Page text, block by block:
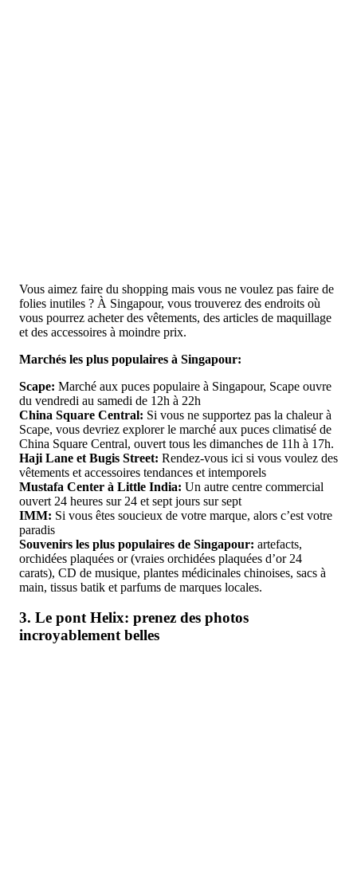
Vous aimez faire du shopping mais vous ne voulez pas faire de
folies inutiles ? À Singapour, vous trouverez des endroits où
vous pourrez acheter des vêtements, des articles de maquillage
et des accessoires à moindre prix.
Marchés les plus populaires à Singapour:
Scape: Marché aux puces populaire à Singapour, Scape ouvre
du vendredi au samedi de 12h à 22h
China Square Central: Si vous ne supportez pas la chaleur à
Scape, vous devriez explorer le marché aux puces climatisé de
China Square Central, ouvert tous les dimanches de 11h à 17h.
Haji Lane et Bugis Street: Rendez-vous ici si vous voulez des
vêtements et accessoires tendances et intemporels
Mustafa Center à Little India: Un autre centre commercial
ouvert 24 heures sur 24 et sept jours sur sept
IMM: Si vous êtes soucieux de votre marque, alors c’est votre
paradis
Souvenirs les plus populaires de Singapour: artefacts,
orchidées plaquées or (vraies orchidées plaquées d’or 24
carats), CD de musique, plantes médicinales chinoises, sacs à
main, tissus batik et parfums de marques locales.
3. Le pont Helix: prenez des photos
incroyablement belles